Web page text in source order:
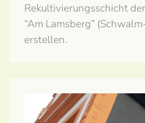
Rekultivierungsschicht
“Am Lamsberg”
erstellen.